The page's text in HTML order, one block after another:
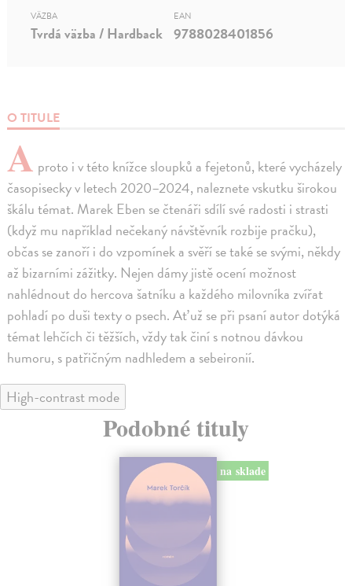
O TITULE
A proto i v této knížce sloupků a fejetonů, které vycházely
časopisecky v letech 2020–2024, naleznete vskutku širokou
škálu témat. Marek Eben se čtenáři sdílí své radosti i strasti
(když mu například nečekaný návštěvník rozbije pračku),
občas se zanoří i do vzpomínek a svěří se také se svými, někdy
až bizarními zážitky. Nejen dámy jistě ocení možnost
nahlédnout do hercova šatníku a každého milovníka zvířat
pohladí po duši texty o psech. Ať už se při psaní autor dotýká
témat lehčích či těžších, vždy tak činí s notnou dávkou
humoru, s patřičným nadhledem a sebeironií.
VÄZBA
Tvrdá väzba / Hardback
EAN
9788028401856
High-contrast mode
Podobné tituly
na sklade